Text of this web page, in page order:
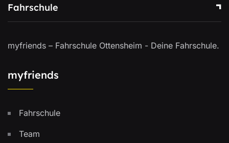
Fahrschule
myfriends – Fahrschule Ottensheim - Deine Fahrschule.
myfriends
Fahrschule
Team